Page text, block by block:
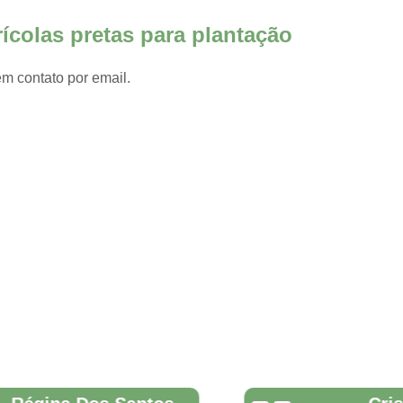
Filmes Plásticos para
Alicate de Corte Gripple
Gripple
pretas para plantação
contato por email.